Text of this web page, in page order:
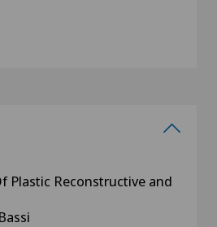
Plastic Reconstructive and